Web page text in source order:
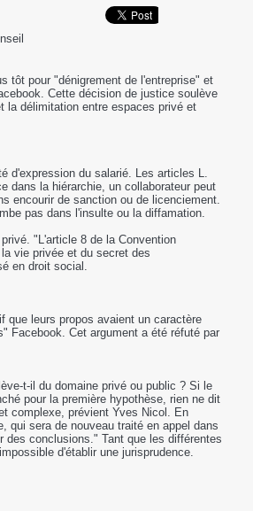
tôt pour "dénigrement de l'entreprise" et
Cette décision de justice soulève
la délimitation entre espaces privé et
d'expression du salarié. Les articles L.
dans la hiérarchie, un collaborateur peut
encourir de sanction ou de licenciement.
pas dans l'insulte ou la diffamation.
"L'article 8 de la Convention
vie privée et du secret des
en droit social.
que leurs propos avaient un caractère
Facebook. Cet argument a été réfuté par
t-il du domaine privé ou public ? Si le
pour la première hypothèse, rien ne dit
complexe, prévient Yves Nicol. En
qui sera de nouveau traité en appel dans
conclusions." Tant que les différentes
d'établir une jurisprudence.